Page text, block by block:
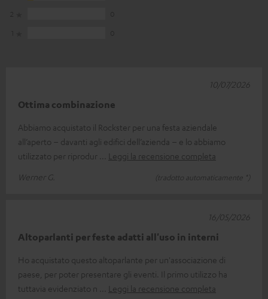
Ottima combinazione
Abbiamo acquistato il Rockster per una festa aziendale
all’aperto – davanti agli edifici dell’azienda – e lo abbiamo
utilizzato per riprodur
Leggi la recensione completa
Werner G.
(tradotto automaticamente *)
10/07/2026
Altoparlanti per feste adatti all'uso in interni
Ho acquistato questo altoparlante per un'associazione di
paese, per poter presentare gli eventi. Il primo utilizzo ha
tuttavia evidenziato n
Leggi la recensione completa
16/05/2026